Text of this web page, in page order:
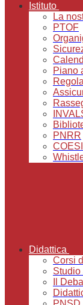
Istituto
La
PTOF
Piano
PNRR
Didattica
Corsi
Studio
Il